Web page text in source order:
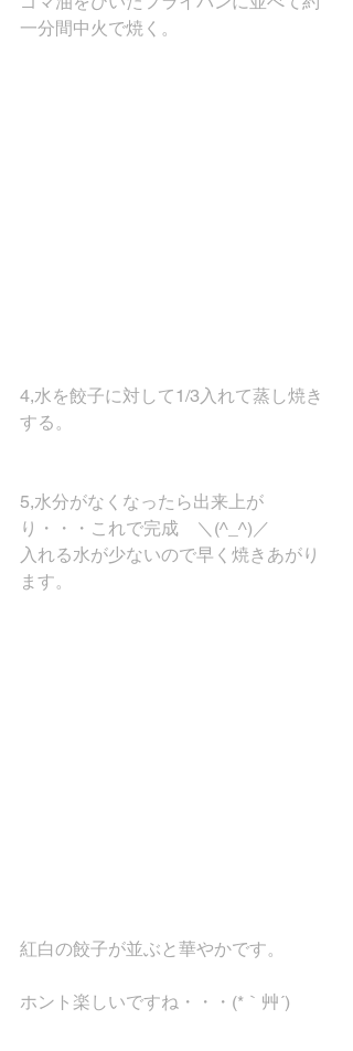
一分間中火で焼く。
4,水を餃子に対して1/3入れて蒸し焼き
する。
5,水分がなくなったら出来上が
り・・・これで完成　＼(^_^)／
入れる水が少ないので早く焼きあがり
ます。
紅白の餃子が並ぶと華やかです。
ホント楽しいですね・・・(*｀艸´)